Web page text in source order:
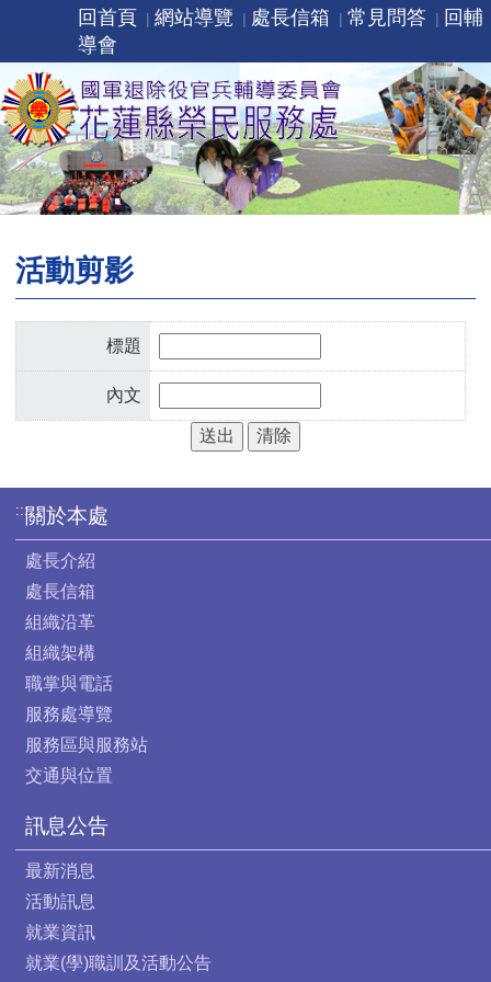
回首頁 網站導覽 處長信箱 常見問答
回輔
導會
活動剪影
標題
內文
:::關於本處
處長介紹
處長信箱
組織沿革
組織架構
職掌與電話
服務處導覽
服務區與服務站
交通與位置
訊息公告
最新消息
活動訊息
就業資訊
就業(學)職訓及活動公告